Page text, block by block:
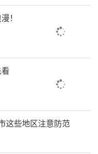
！
这些地区注意防范